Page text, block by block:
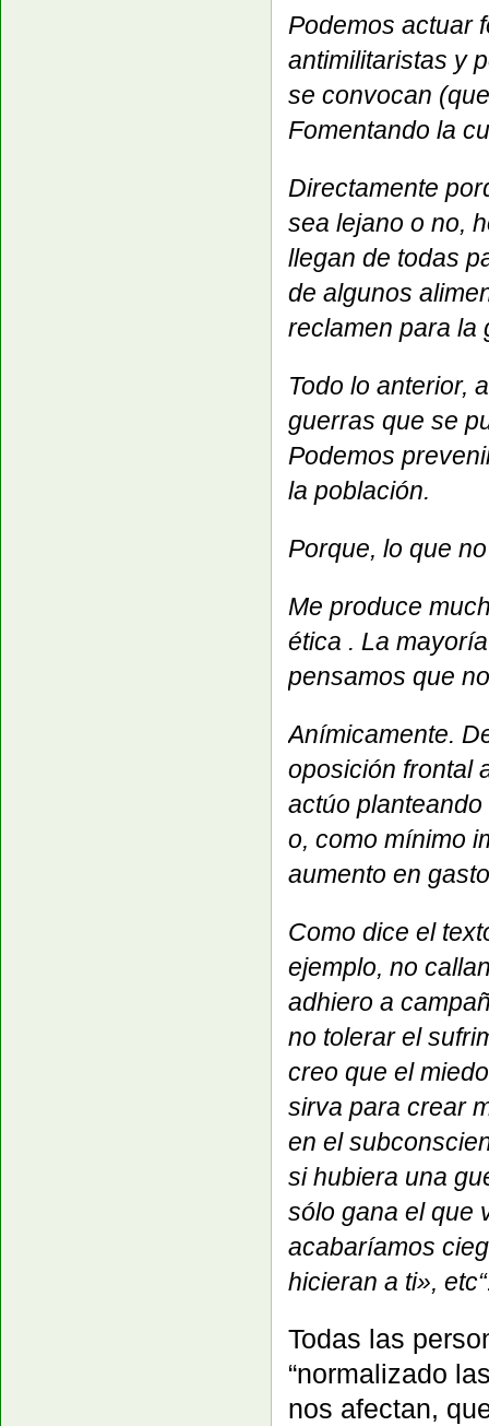
Podemos actuar
antimilitaristas y
se convocan
Fomentando la
Directamente
sea lejano o no,
llegan de todas
de algunos
reclamen para
Todo lo anterior,
guerras que se
Podemos
la población.
Porque, lo que
Me produce
ética . La
pensamos que
Anímicamente.
oposición frontal
actúo
o, como mínimo
aumento en
Como dice el
ejemplo, no
adhiero a
no tolerar el
creo que el
sirva para crear
en el
si hubiera una
sólo gana el que
acabaríamos
hicieran a ti»,
Todas las
“normalizado
nos afectan,